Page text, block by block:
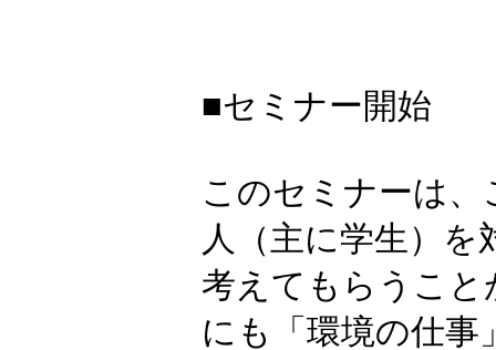
■セミナー開始
このセミナーは
人（主に学生）
考えてもらうこと
にも「環境の仕事